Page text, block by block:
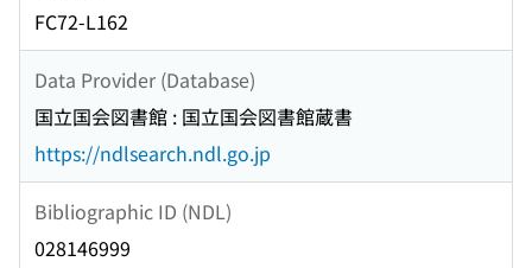
FC72-L162
Data Provider (Database)
国立国会図書館 : 国立国会図書館蔵書
https://ndlsearch.ndl.go.jp
Bibliographic ID (NDL)
028146999